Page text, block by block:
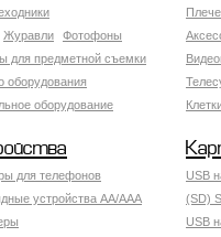
Журавли
Фотофоны
для предметной съемки
оборудования
оборудование
для телефонов
устройства AA/AAA
USB
(SD)
USB